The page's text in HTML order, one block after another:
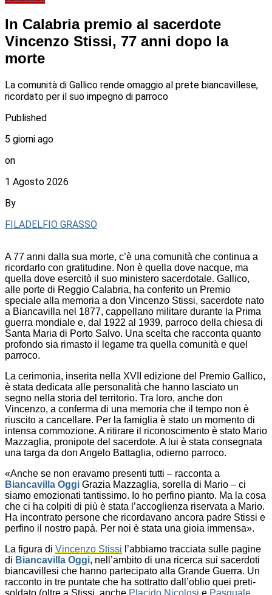
In Calabria premio al sacerdote
Vincenzo Stissi, 77 anni dopo la
morte
La comunità di Gallico rende omaggio al prete biancavillese,
ricordato per il suo impegno di parroco
Published
5 giorni ago
on
1 Agosto 2026
By
FILADELFIO GRASSO
A 77 anni dalla sua morte, c’è una comunità che continua a
ricordarlo con gratitudine. Non è quella dove nacque, ma
quella dove esercitò il suo ministero sacerdotale. Gallico,
alle porte di Reggio Calabria, ha conferito un Premio
speciale alla memoria a don Vincenzo Stissi, sacerdote nato
a Biancavilla nel 1877, cappellano militare durante la Prima
guerra mondiale e, dal 1922 al 1939, parroco della chiesa di
Santa Maria di Porto Salvo. Una scelta che racconta quanto
profondo sia rimasto il legame tra quella comunità e quel
parroco.
La cerimonia, inserita nella XVII edizione del Premio Gallico,
è stata dedicata alle personalità che hanno lasciato un
segno nella storia del territorio. Tra loro, anche don
Vincenzo, a conferma di una memoria che il tempo non è
riuscito a cancellare. Per la famiglia è stato un momento di
intensa commozione. A ritirare il riconoscimento è stato Mario
Mazzaglia, pronipote del sacerdote. A lui è stata consegnata
una targa da don Angelo Battaglia, odierno parroco.
«Anche se non eravamo presenti tutti – racconta a
Biancavilla Oggi Grazia Mazzaglia, sorella di Mario – ci
siamo emozionati tantissimo. Io ho perfino pianto. Ma la cosa
che ci ha colpiti di più è stata l’accoglienza riservata a Mario.
Ha incontrato persone che ricordavano ancora padre Stissi e
perfino il nostro papà. Per noi è stata una gioia immensa».
La figura di Vincenzo Stissi l’abbiamo tracciata sulle pagine
di Biancavilla Oggi, nell’ambito di una ricerca sui sacerdoti
biancavillesi che hanno partecipato alla Grande Guerra. Un
racconto in tre puntate che ha sottratto dall’oblio quei preti-